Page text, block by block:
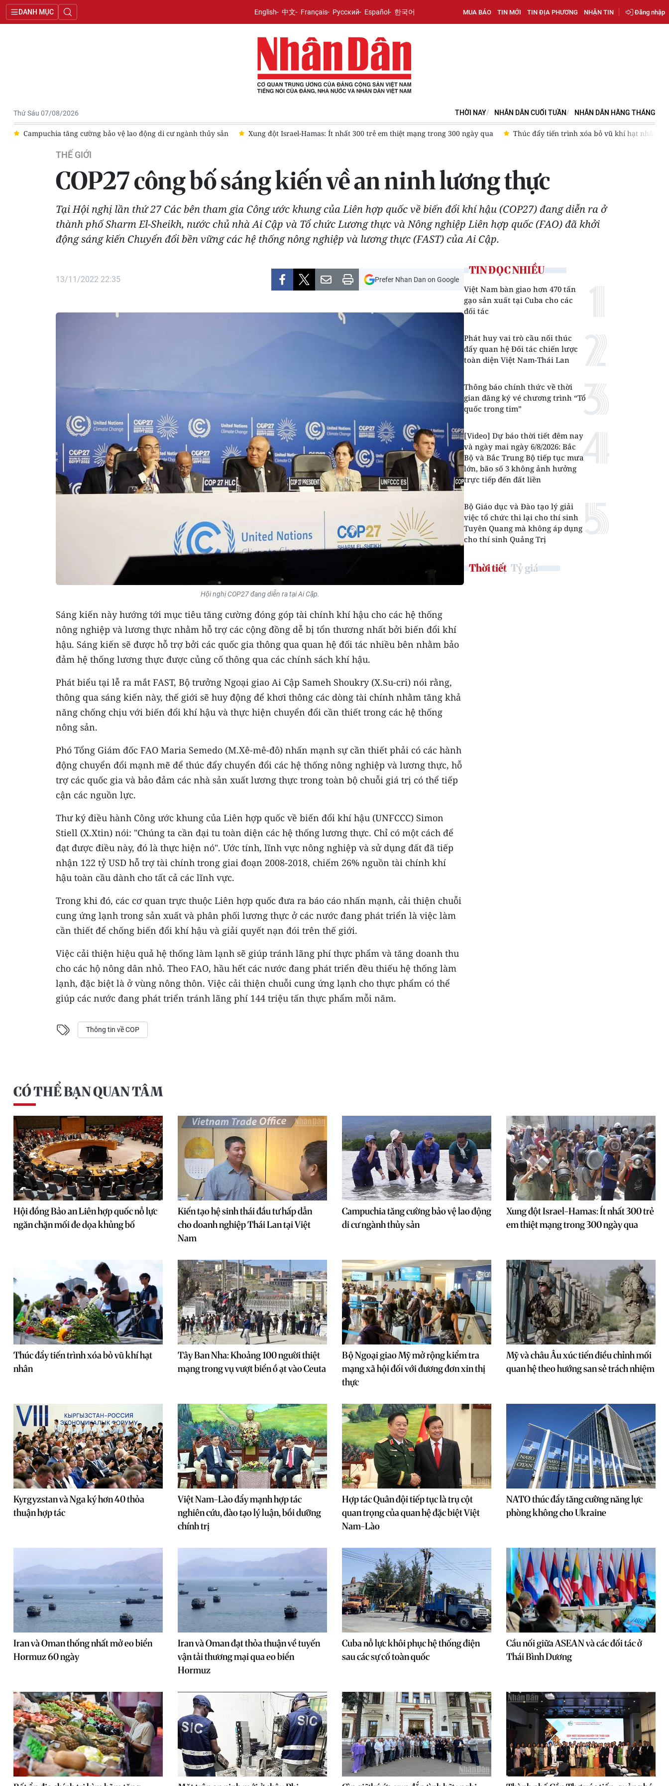
DANH MỤC English 中文 Français Русский Español 한국어 MUA BÁO TIN MỚI TIN ĐỊA PHƯƠNG NHẬN TIN Đăng nhập
Thứ Sáu 07/08/2026 THỜI NAY NHÂN DÂN CUỐI TUẦN NHÂN DÂN HẰNG THÁNG
sản Xung đột Israel-Hamas: Ít nhất 300 trẻ em thiệt mạng trong 300 ngày qua Thúc đẩy tiến trình xóa bỏ vũ khí hạt nhân Hội đồng Bảo an Liên hợp quốc nỗ lực ngăn chặn mối đe
THẾ GIỚI
COP27 công bố sáng kiến về an ninh lương thực
Tại Hội nghị lần thứ 27 Các bên tham gia Công ước khung của Liên hợp quốc về biến đổi khí hậu (COP27) đang diễn ra ở
thành phố Sharm El-Sheikh, nước chủ nhà Ai Cập và Tổ chức Lương thực và Nông nghiệp Liên hợp quốc (FAO) đã khởi
động sáng kiến Chuyển đổi bền vững các hệ thống nông nghiệp và lương thực (FAST) của Ai Cập.
13/11/2022 22:35 Prefer Nhan Dan on Google
Hội nghị COP27 đang diễn ra tại Ai Cập.
Sáng kiến này hướng tới mục tiêu tăng cường đóng góp tài chính khí hậu cho các hệ thống
nông nghiệp và lương thực nhằm hỗ trợ các cộng đồng dễ bị tổn thương nhất bởi biến đổi khí
hậu. Sáng kiến sẽ được hỗ trợ bởi các quốc gia thông qua quan hệ đối tác nhiều bên nhằm bảo
đảm hệ thống lương thực được củng cố thông qua các chính sách khí hậu.
Phát biểu tại lễ ra mắt FAST, Bộ trưởng Ngoại giao Ai Cập Sameh Shoukry (X.Su-cri) nói rằng,
thông qua sáng kiến này, thế giới sẽ huy động để khơi thông các dòng tài chính nhằm tăng khả
năng chống chịu với biến đổi khí hậu và thực hiện chuyển đổi cần thiết trong các hệ thống
nông sản.
Phó Tổng Giám đốc FAO Maria Semedo (M.Xê-mê-đô) nhấn mạnh sự cần thiết phải có các hành
động chuyển đổi mạnh mẽ để thúc đẩy chuyển đổi các hệ thống nông nghiệp và lương thực, hỗ
trợ các quốc gia và bảo đảm các nhà sản xuất lương thực trong toàn bộ chuỗi giá trị có thể tiếp
cận các nguồn lực.
Thư ký điều hành Công ước khung của Liên hợp quốc về biến đổi khí hậu (UNFCCC) Simon
Stiell (X.Xtin) nói: "Chúng ta cần đại tu toàn diện các hệ thống lương thực. Chỉ có một cách để
đạt được điều này, đó là thực hiện nó". Ước tính, lĩnh vực nông nghiệp và sử dụng đất đã tiếp
nhận 122 tỷ USD hỗ trợ tài chính trong giai đoạn 2008-2018, chiếm 26% nguồn tài chính khí
hậu toàn cầu dành cho tất cả các lĩnh vực.
Trong khi đó, các cơ quan trực thuộc Liên hợp quốc đưa ra báo cáo nhấn mạnh, cải thiện chuỗi
cung ứng lạnh trong sản xuất và phân phối lương thực ở các nước đang phát triển là việc làm
cần thiết để chống biến đổi khí hậu và giải quyết nạn đói trên thế giới.
Việc cải thiện hiệu quả hệ thống làm lạnh sẽ giúp tránh lãng phí thực phẩm và tăng doanh thu
cho các hộ nông dân nhỏ. Theo FAO, hầu hết các nước đang phát triển đều thiếu hệ thống làm
lạnh, đặc biệt là ở vùng nông thôn. Việc cải thiện chuỗi cung ứng lạnh cho thực phẩm có thể
giúp các nước đang phát triển tránh lãng phí 144 triệu tấn thực phẩm mỗi năm.
Thông tin về COP
TIN ĐỌC NHIỀU
Việt Nam bàn giao hơn 470 tấn
gạo sản xuất tại Cuba cho các
đối tác
Phát huy vai trò cầu nối thúc
đẩy quan hệ Đối tác chiến lược
toàn diện Việt Nam-Thái Lan
Thông báo chính thức về thời
gian đăng ký vé chương trình “Tổ
quốc trong tim”
[Video] Dự báo thời tiết đêm nay
và ngày mai ngày 6/8/2026: Bắc
Bộ và Bắc Trung Bộ tiếp tục mưa
lớn, bão số 3 không ảnh hưởng
trực tiếp đến đất liền
Bộ Giáo dục và Đào tạo lý giải
việc tổ chức thi lại cho thí sinh
Tuyên Quang mà không áp dụng
cho thí sinh Quảng Trị
Thời tiết Tỷ giá
CÓ THỂ BẠN QUAN TÂM
Hội đồng Bảo an Liên hợp quốc nỗ lực
ngăn chặn mối đe dọa khủng bố
Kiến tạo hệ sinh thái đầu tư hấp dẫn
cho doanh nghiệp Thái Lan tại Việt
Nam
Campuchia tăng cường bảo vệ lao động
di cư ngành thủy sản
Xung đột Israel-Hamas: Ít nhất 300 trẻ
em thiệt mạng trong 300 ngày qua
Thúc đẩy tiến trình xóa bỏ vũ khí hạt
nhân
Tây Ban Nha: Khoảng 100 người thiệt
mạng trong vụ vượt biển ồ ạt vào Ceuta
Bộ Ngoại giao Mỹ mở rộng kiểm tra
mạng xã hội đối với đương đơn xin thị
thực
Mỹ và châu Âu xúc tiến điều chỉnh mối
quan hệ theo hướng san sẻ trách nhiệm
Kyrgyzstan và Nga ký hơn 40 thỏa
thuận hợp tác
Việt Nam-Lào đẩy mạnh hợp tác
nghiên cứu, đào tạo lý luận, bồi dưỡng
chính trị
Hợp tác Quân đội tiếp tục là trụ cột
quan trọng của quan hệ đặc biệt Việt
Nam-Lào
NATO thúc đẩy tăng cường năng lực
phòng không cho Ukraine
Iran và Oman thống nhất mở eo biển
Hormuz 60 ngày
Iran và Oman đạt thỏa thuận về tuyến
vận tải thương mại qua eo biển
Hormuz
Cuba nỗ lực khôi phục hệ thống điện
sau các sự cố toàn quốc
Cầu nối giữa ASEAN và các đối tác ở
Thái Bình Dương